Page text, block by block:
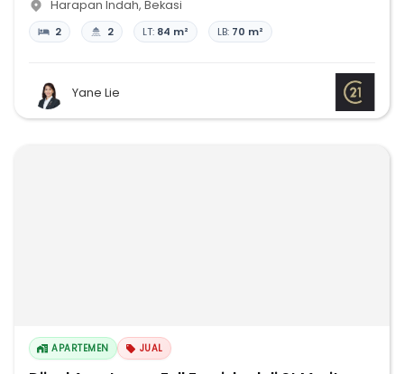
Harapan Indah, Bekasi
2 2 LT: 84 m² LB: 70 m²
Yane Lie
APARTEMEN JUAL